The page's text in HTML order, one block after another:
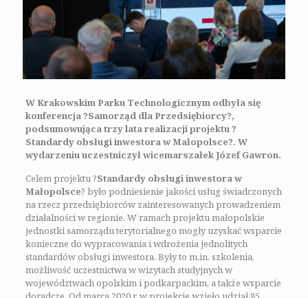
W Krakowskim Parku Technologicznym odbyła się
konferencja ?Samorząd dla Przedsiębiorcy?,
podsumowująca trzy lata realizacji projektu ?
Standardy obsługi inwestora w Małopolsce?. W
wydarzeniu uczestniczył wicemarszałek Józef Gawron.
Celem projektu ?Standardy obsługi inwestora w
Małopolsce? było podniesienie jakości usług świadczonych
na rzecz przedsiębiorców zainteresowanych prowadzeniem
działalności w regionie. W ramach projektu małopolskie
jednostki samorządu terytorialnego mogły uzyskać wsparcie
konieczne do wypracowania i wdrożenia jednolitych
standardów obsługi inwestora. Były to m.in. szkolenia,
możliwość uczestnictwa w wizytach studyjnych w
województwach opolskim i podkarpackim, a także wsparcie